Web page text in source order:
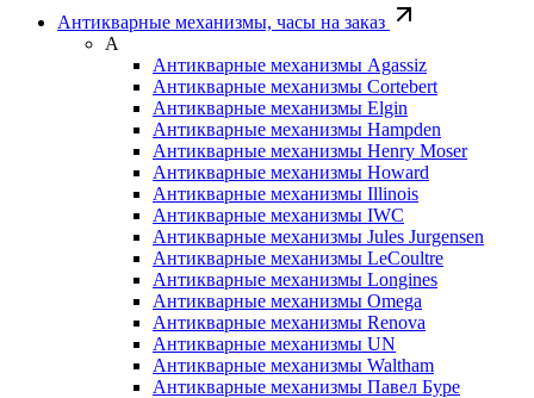
Антикварные механизмы, часы на заказ
А
Антикварные механизмы Agassiz
Антикварные механизмы Cortebert
Антикварные механизмы Elgin
Антикварные механизмы Hampden
Антикварные механизмы Henry Moser
Антикварные механизмы Howard
Антикварные механизмы Illinois
Антикварные механизмы IWC
Антикварные механизмы Jules Jurgensen
Антикварные механизмы LeCoultre
Антикварные механизмы Longines
Антикварные механизмы Omega
Антикварные механизмы Renova
Антикварные механизмы UN
Антикварные механизмы Waltham
Антикварные механизмы Павел Буре